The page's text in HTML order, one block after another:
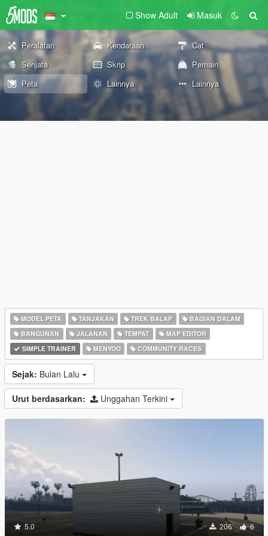
Show Adult Masuk
Peralatan Kendaraan
Cat
Senjata
Skrip
Pemain
Peta
Lainnya Lainnya
MODEL PETA TANJAKAN TREK BALAP
BAGIAN DALAM
BANGUNAN
JALANAN TEMPAT
MAP EDITOR
SIMPLE TRAINER
MENYOO COMMUNITY RACES
Sejak: Bulan Lalu
Urut berdasarkan: Unggahan Terkini
5.0 206 6